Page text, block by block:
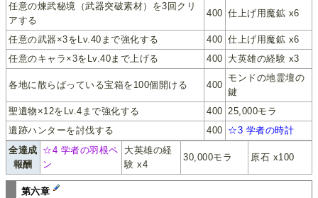
任意の煉武秘境（武器突破素材）を3回クリ
アする
400 仕上げ用魔鉱 x6
任意の武器×3をLv.40まで強化する 400 仕上げ用魔鉱 x6
任意のキャラ×3をLv.40まで上げる
400 大英雄の経験 x3
各地に散らばっている宝箱を100個開ける 400
モンドの地霊壇の
鍵
聖遺物×12をLv.4まで強化する
400 25,000モラ
遺跡ハンターを討伐する
400 ☆3 学者の時計
全達成
報酬
☆4 学者の羽根ペ
ン
大英雄の経
験 x4
30,000モラ 原石 x100
第六章